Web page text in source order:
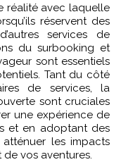
réalité avec laquelle
réservent des
services de
du surbooking et
sont essentiels
Tant du côté
de services, la
sont cruciales
une expérience de
et en adoptant des
les impacts
vos aventures.